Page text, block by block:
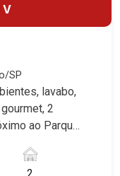
SP
lavabo,
2
ao Parque